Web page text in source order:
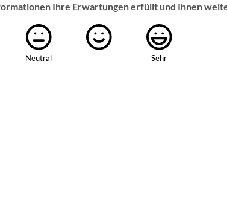
Ihre Erwartungen erfüllt und Ihnen
Neutral Sehr